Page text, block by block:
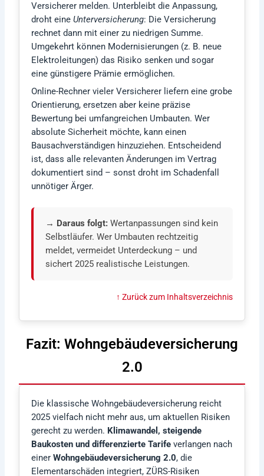
Versicherer melden. Unterbleibt die Anpassung,
droht eineUnterversicherung: Die Versicherung
rechnet dann mit einer zu niedrigen Summe.
Umgekehrt können Modernisierungen (z. B. neue
Elektroleitungen) das Risiko senken und sogar
eine günstigere Prämie ermöglichen.
Online-Rechner vieler Versicherer liefern eine grobe
Orientierung, ersetzen aber keine präzise
Bewertung bei umfangreichen Umbauten. Wer
absolute Sicherheit möchte, kann einen
Bausachverständigen hinzuziehen. Entscheidend
ist, dass alle relevanten Änderungen im Vertrag
dokumentiert sind – sonst droht im Schadenfall
unnötiger Ärger.
→ Daraus folgt: Wertanpassungen sind kein
Selbstläufer. Wer Umbauten rechtzeitig
meldet, vermeidet Unterdeckung – und
sichert 2025 realistische Leistungen.
↑ Zurück zum Inhaltsverzeichnis
Fazit: Wohngebäudeversicherung
2.0
Die klassische Wohngebäudeversicherung reicht
2025 vielfach nicht mehr aus, um aktuellen Risiken
gerecht zu werden. Klimawandel, steigende
Baukosten und differenzierte Tarife verlangen nach
einerWohngebäudeversicherung 2.0, die
Elementarschäden integriert, ZÜRS-Risiken